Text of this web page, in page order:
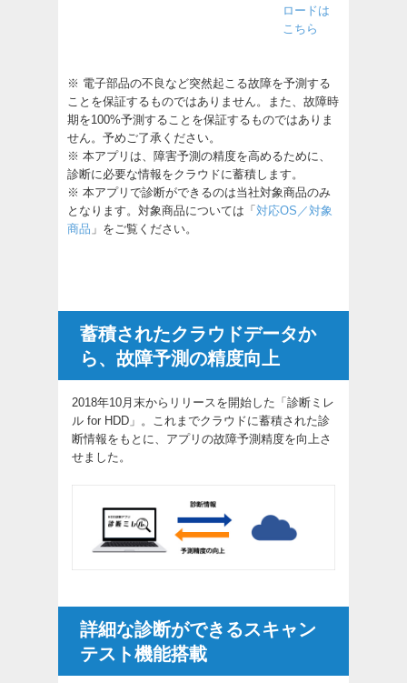
ロードは
こちら
※ 電子部品の不良など突然起こる故障を予測する
ことを保証するものではありません。また、故障時
期を100%予測することを保証するものではありま
せん。予めご了承ください。
※ 本アプリは、障害予測の精度を高めるために、
診断に必要な情報をクラウドに蓄積します。
※ 本アプリで診断ができるのは当社対象商品のみ
となります。対象商品については「 対応OS／対象
商品 」をご覧ください。
蓄積されたクラウドデータか
ら、故障予測の精度向上
2018年10月末からリリースを開始した「診断ミレ
ル for HDD」。これまでクラウドに蓄積された診
断情報をもとに、アプリの故障予測精度を向上さ
せました。
詳細な診断ができるスキャン
テスト機能搭載